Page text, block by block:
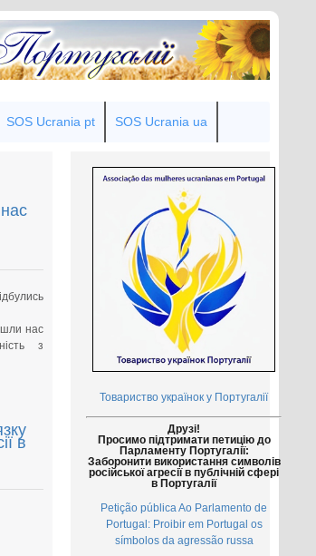
SOS Ucrania pt SOS Ucrania ua
нас
з
в
Товариство українок у Португалії
Друзі!
Просимо підтримати петицію до
Парламенту Португалії:
Заборонити використання символів
російської агресії в публічній сфері
в Португалії
Petição pública Ao Parlamento de
Portugal: Proibir em Portugal os
símbolos da agressão russa